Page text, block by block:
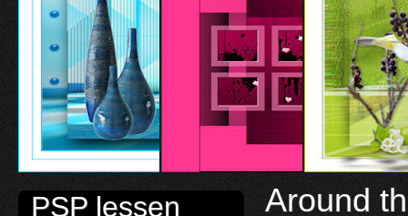
PSP lessen Around